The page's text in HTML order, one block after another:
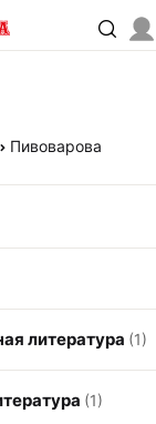
Пивоварова
литература (1)
(1)